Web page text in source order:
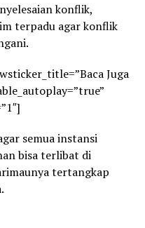
konflik,
terpadu agar konflik
Juga
semua instansi
bisa terlibat di
tertangkap